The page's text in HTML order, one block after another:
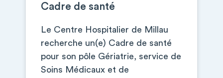
Cadre de santé
Le Centre Hospitalier de Millau
recherche un(e) Cadre de santé
pour son pôle Gériatrie, service de
Soins Médicaux et de